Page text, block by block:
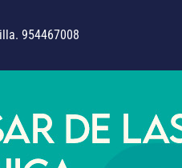
954467008